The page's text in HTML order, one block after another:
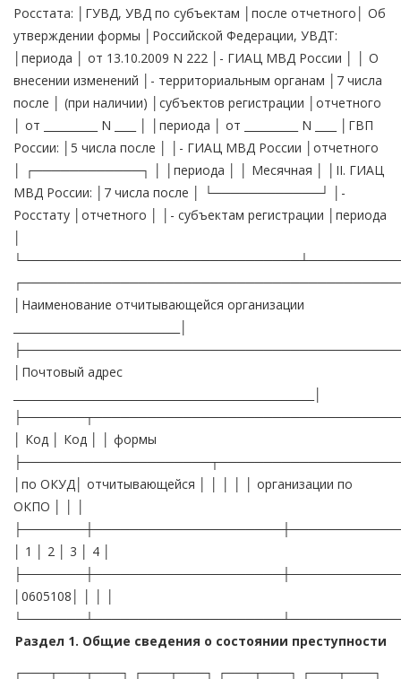
Росстата: │ГУВД, УВД по субъектам │после отчетного│ Об
утверждении формы │Российской Федерации, УВДТ:
│периода │ от 13.10.2009 N 222 │- ГИАЦ МВД России │ │ О
внесении изменений │- территориальным органам │7 числа
после │ (при наличии) │субъектов регистрации │отчетного
│ от __________ N ____ │ │периода │ от __________ N ____ │ГВП
России: │5 числа после │ │- ГИАЦ МВД России │отчетного
│ ┌────────────┐ │ │периода │ │ Месячная │ │II. ГИАЦ
МВД России: │7 числа после │ └────────────┘ │-
Росстату │отчетного │ │- субъектам регистрации │периода
│Наименование отчитывающейся организации
│Почтовый адрес
│ Код │ Код │ │ формы
│по ОКУД│ отчитывающейся │ │ │ │ │ организации по
ОКПО │ │ │
│ 1 │ 2 │ 3 │ 4 │
│0605108│ │ │ │
Раздел 1. Общие сведения о состоянии преступности
┌───┬───┬───┐ ┌───┬───┐ ┌───┬───┐ ┌───┬───┐ ┌───┬───┬───┬───┐ │ 4 │ 9 │ 4 │ │ 0 │ 1 │ │ │ │ │ │ │ │ │ │ │ │ └───┴───┴───┘ └───┴───┘ └───┴───┘ └───┴───┘ └───┴───┴───┴───┘ код формы раздел год период код ┌───────────────────────┬────┬──────────┬──────────────────────────────────────────┬───────────┬──────────────────┬───────┐ │ │Код │Количество│ в том числе │По окончен-│ Количество лиц │Выявле-│ │ │стр.│преступле-├─────────┬─────────┬─────────┬────────────┤ным и при- ├────────┬─────────┤но лиц,│ │ │ │ний, │количест-│количест-│ из них │уголовные │остановлен-│погибших│которым │совер- │ │ │ │уголовные │во прес- │во ├─────────┤дела о кото-│ным уголов-│от прес-│в резуль-│шивших │ │ │ │дела о │туплений,│предвари-│уголовные│рых впервые │ным делам │тупных │тате пре-│престу-│ │ │ │которых │зарегист-│тельно │дела о │приостанов- │(из числа │посяга- │ступления│пления │ │ │ │находились│рирован- │расследо-│которых │лены по │находивших-│тельств │причинен │ │ │ │ │в произ- │ных в │ванных │направле-├────┬───────┤ся в произ-│ │тяжкий │ │ │ │ │водстве на│отчетном │преступ- │ны в суд │п. 1│ п. п. │водстве) │ │вред │ │ │ │ │начало │периоде │лений в │с обвини-│ч. 1│ 2, 3 │размер │ │здоровью │ │ │ │ │года или │ │отчетном │тельным │ст. │ ч. 1 │причиненно-│ │ │ │ │ │ │зарегист- │ │периоде │заключе- │208 │ст. 208│го матери- │ │ │ │ │ │ │рированы │ │ │нием, об-│УПК │УПК РФ │ального │ │ │ │ │ │ │в отчетном│ │ │винитель-│ РФ │ │ущерба (в │ │ │ │ │ │ │периоде │ │ │ным актом│ │ │тыс. руб.) │ │ │ │ ├───────────────────────┼────┼──────────┼─────────┼─────────┼─────────┼────┼───────┼───────────┼────────┼─────────┼───────┤ │ А │ Б │ 1 │ 2 │ 3 │ 4 │ 5 │ 6 │ 7 │ 8 │ 9 │ 10 │ ├───────────────────────┼────┼──────────┼─────────┼─────────┼─────────┼────┼───────┼───────────┼────────┼─────────┼───────┤ │Всего │1 │ │ │ │ │ │ │ │ │ │ │ ├────┬──────────────────┼────┼──────────┼─────────┼─────────┼─────────┼────┼───────┼───────────┼────────┼─────────┼───────┤ │в │особо тяжких │2 │ │ │ │ │ │ │ │ │ │ │ │том ├──────────────────┼────┼──────────┼─────────┼─────────┼─────────┼────┼───────┼───────────┼────────┼─────────┼───────┤ │чис-│тяжких │3 │ │ │ │ │ │ │ │ │ │ │ │ле ├──────────────────┼────┼──────────┼─────────┼─────────┼─────────┼────┼───────┼───────────┼────────┼─────────┼───────┤ │ │средней тяжести │4 │ │ │ │ │ │ │ │ │ │ │ │ ├──────────────────┼────┼──────────┼─────────┼─────────┼─────────┼────┼───────┼───────────┼────────┼─────────┼───────┤ │ │небольшой тяжести │5 │ │ │ │ │ │ │ │ │ │ │ │ ├──────────────────┼────┼──────────┼─────────┼─────────┼─────────┼────┼───────┼───────────┼────────┼─────────┼───────┤ │ │экономической │6 │ │ │ │ │ │ │ │ │ │ │ │ │направленности │ │ │ │ │ │ │ │ │ │ │ │ │ ├───────┬──────────┼────┼──────────┼─────────┼─────────┼─────────┼────┼───────┼───────────┼────────┼─────────┼───────┤ │ │из них │налоговых │7 │ │ │ │ │ │ │ │ │ │ │ │ ├───────┴──────────┼────┼──────────┼─────────┼─────────┼─────────┼────┼───────┼───────────┼────────┼─────────┼───────┤ │ │экологических │8 │ │ │ │ │ │ │ │ │ │ │ │ ├──────────────────┼────┼──────────┼─────────┼─────────┼─────────┼────┼───────┼───────────┼────────┼─────────┼───────┤ │ │террористического │9 │ │ │ │ │ │ │ │ │ │ │ │ │характера │ │ │ │ │ │ │ │ │ │ │ │ │ ├──────────────────┼────┼──────────┼─────────┼─────────┼─────────┼────┼───────┼───────────┼────────┼─────────┼───────┤ │ │экстремистской │10 │ │ │ │ │ │ │ │ │ │ │ │ │направленности │ │ │ │ │ │ │ │ │ │ │ │ │ ├──────────────────┼────┼──────────┼─────────┼─────────┼─────────┼────┼───────┼───────────┼────────┼─────────┼───────┤ │ │совершенных в │11 │ │ │ │ │ │ │ │ │ │ │ │ │особо крупном │ │ │ │ │ │ │ │ │ │ │ │ │ │размере либо │ │ │ │ │ │ │ │ │ │ │ │ │ │сопряженных с │ │ │ │ │ │ │ │ │ │ │ │ │ │извлечением дохода│ │ │ │ │ │ │ │ │ │ │ │ │ │в особо крупном │ │ │ │ │ │ │ │ │ │ │ │ │ │размере │ │ │ │ │ │ │ │ │ │ │ │ │ ├──────────────────┼────┼──────────┼─────────┼─────────┼─────────┼────┼───────┼───────────┼────────┼─────────┼───────┤ │ │совершенных в │12 │ │ │ │ │ │ │ │ │ │ │ │ │крупном (значи- │ │ │ │ │ │ │ │ │ │ │ │ │ │тельном) размере │ │ │ │ │ │ │ │ │ │ │ │ │ │либо причинивших │ │ │ │ │ │ │ │ │ │ │ │ │ │крупный (значи- │ │ │ │ │ │ │ │ │ │ │ │ │ │тельный) ущерб │ │ │ │ │ │ │ │ │ │ │ │ │ ├─────┬────────────┼────┼──────────┼─────────┼─────────┼─────────┼────┼───────┼───────────┼────────┼─────────┼───────┤ │ │свя- │наркотичес- │13 │ │ │ │ │ │ │ │ │ │ │ │ │зан- │ких средств,│ │ │ │ │ │ │ │ │ │ │ │ │ │ных с│психотропных│ │ │ │ │ │ │ │ │ │ │ │ │ │неза-│веществ или │ │ │ │ │ │ │ │ │ │ │ │ │ │кон- │их аналогов,│ │ │ │ │ │ │ │ │ │ │ │ │ │ным │сильнодейст-│ │ │ │ │ │ │ │ │ │ │ │ │ │обо- │вующих │ │ │ │ │ │ │ │ │ │ │ │ │ │ротом│веществ │ │ │ │ │ │ │ │ │ │ │ │ │ │ ├────────────┼────┼──────────┼─────────┼─────────┼─────────┼────┼───────┼───────────┼────────┼─────────┼───────┤ │ │ │оружия │14 │ │ │ │ │ │ │ │ │ │ │ │ ├─────┼────────────┼────┼──────────┼─────────┼─────────┼─────────┼────┼───────┼───────────┼────────┼─────────┼───────┤ │ │со- │оружия, │15 │ │ │ │ │ │ │ │ │ │ │ │ │вер- │боеприпасов,│ │ │ │ │ │ │ │ │ │ │ │ │ │шен- │взрывчатых │ │ │ │ │ │ │ │ │ │ │ │ │ │ных с│веществ, │ │ │ │ │ │ │ │ │ │ │ │ │ │ис- │взрывных или│ │ │ │ │ │ │ │ │ │ │ │ │ │поль-│имитирующих │ │ │ │ │ │ │ │ │ │ │ │ │ │зова-│их устройств│ │ │ │ │ │ │ │ │ │ │ │ │ │нием ├────┬───────┼────┼──────────┼─────────┼─────────┼─────────┼────┼───────┼───────────┼────────┼─────────┼───────┤ │ │ │из │огнест-│16 │ │ │ │ │ │ │ │ │ │ │ │ │ │них │рельно-│ │ │ │ │ │ │ │ │ │ │ │ │ │ │ │го, га-│ │ │ │ │ │ │ │